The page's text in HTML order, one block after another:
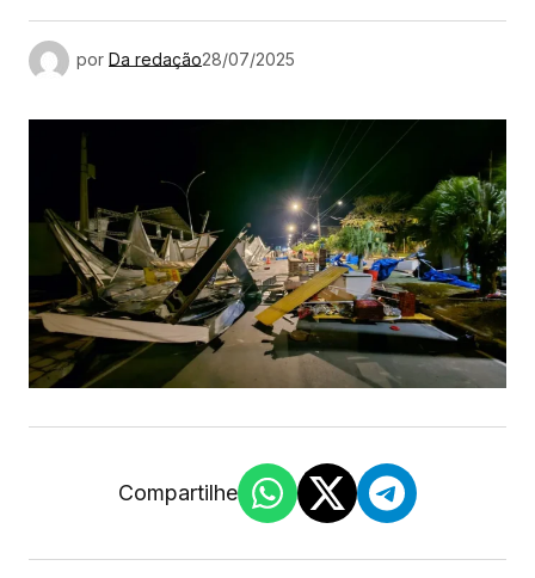
por Da redação28/07/2025
Compartilhe